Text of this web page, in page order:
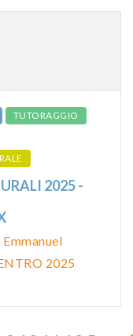
TUTORAGGIO
2025 -
2025